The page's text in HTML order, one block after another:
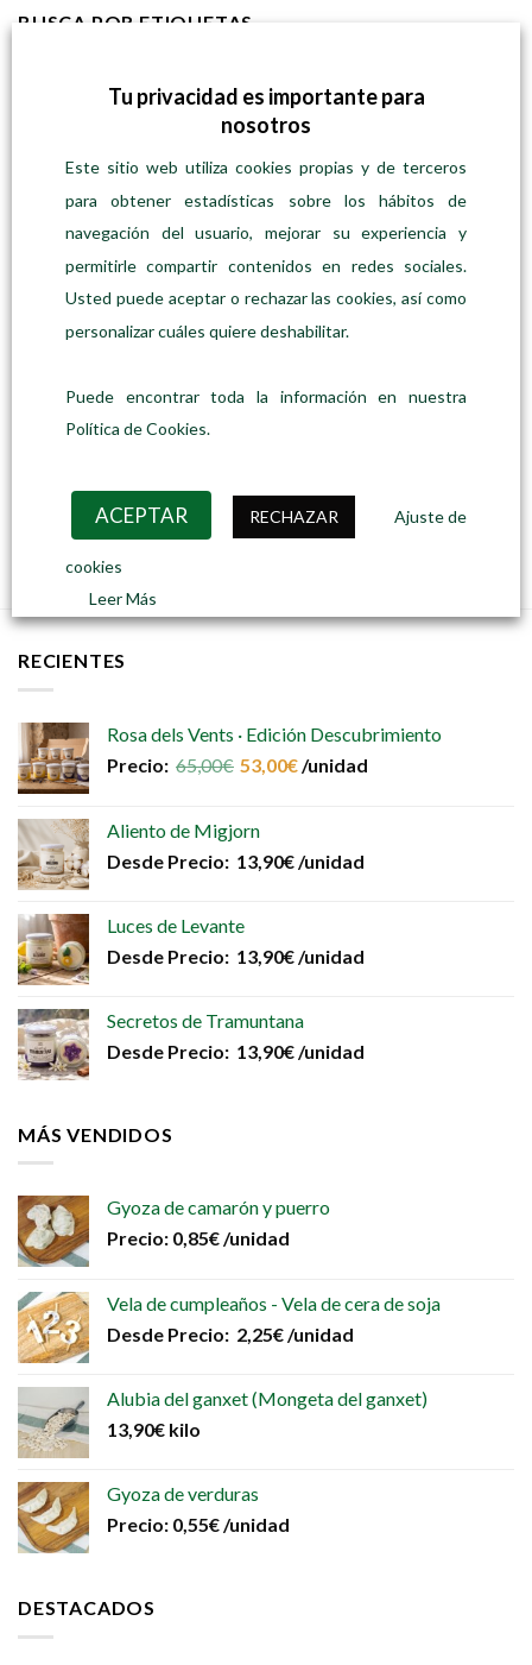
BUSCA POR ETIQUETAS
arroz artesanal
bombitas de defumación
cera de soja champú sólido
crema
depilación Detergente lavadora
Ecológico
especie en hoja
especie en polvo fluor
fruta deshidratada
fruto seco crudo
galletas gel corporal
Granel
higiene bucodental
higiene capilar
pasta rellena
portabocadillos quemador risotto
ropa
sahumerio
semillas soy melts
RECIENTES
Rosa dels Vents · Edición Descubrimiento
Precio: 65,00€ 53,00€ /unidad
Aliento de Migjorn
Desde Precio: 13,90€ /unidad
Luces de Levante
Desde Precio: 13,90€ /unidad
Secretos de Tramuntana
Desde Precio: 13,90€ /unidad
MÁS VENDIDOS
Gyoza de camarón y puerro
Precio: 0,85€/unidad
Vela de cumpleaños - Vela de cera de soja
Desde Precio: 2,25€/unidad
Alubia del ganxet (Mongeta del ganxet)
13,90€ kilo
Gyoza de verduras
Precio: 0,55€/unidad
DESTACADOS
Tu privacidad es importante para
nosotros
Este sitio web utiliza cookies propias y de terceros
para obtener estadísticas sobre los hábitos de
navegación del usuario, mejorar su experiencia y
permitirle compartir contenidos en redes sociales.
Usted puede aceptar o rechazar las cookies, así como
personalizar cuáles quiere deshabilitar.
Puede encontrar toda la información en nuestra
Política de Cookies.
ACEPTAR RECHAZAR Ajuste de
cookies
Leer Más